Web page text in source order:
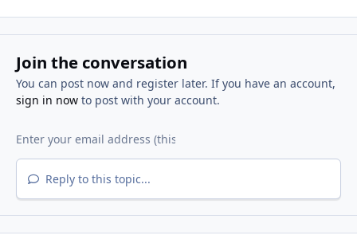
Join the conversation
You can post now and register later. If you have an account,
sign in nowto post with your account.
Reply to this topic...